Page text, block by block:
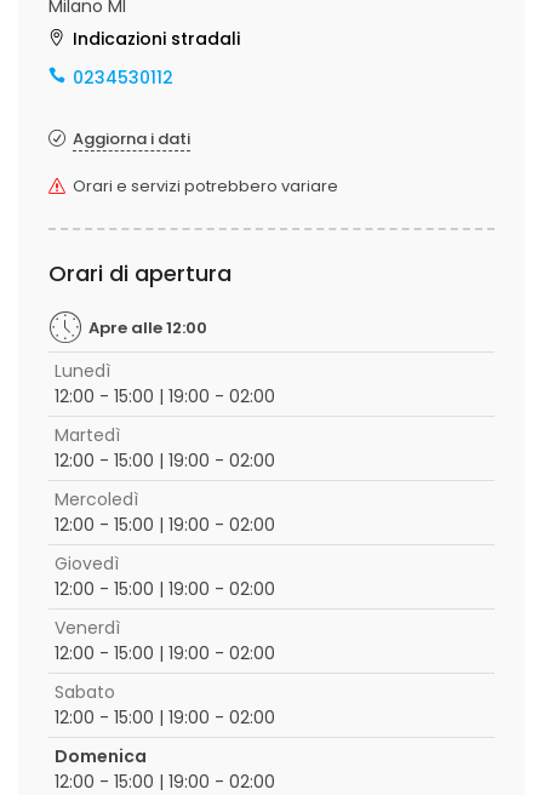
Milano MI
Indicazioni stradali
0234530112
Aggiorna i dati
Orari e servizi potrebbero variare
Orari di apertura
Apre alle 12:00
Lunedì
12:00 - 15:00 | 19:00 - 02:00
Martedì
12:00 - 15:00 | 19:00 - 02:00
Mercoledì
12:00 - 15:00 | 19:00 - 02:00
Giovedì
12:00 - 15:00 | 19:00 - 02:00
Venerdì
12:00 - 15:00 | 19:00 - 02:00
Sabato
12:00 - 15:00 | 19:00 - 02:00
Domenica
12:00 - 15:00 | 19:00 - 02:00